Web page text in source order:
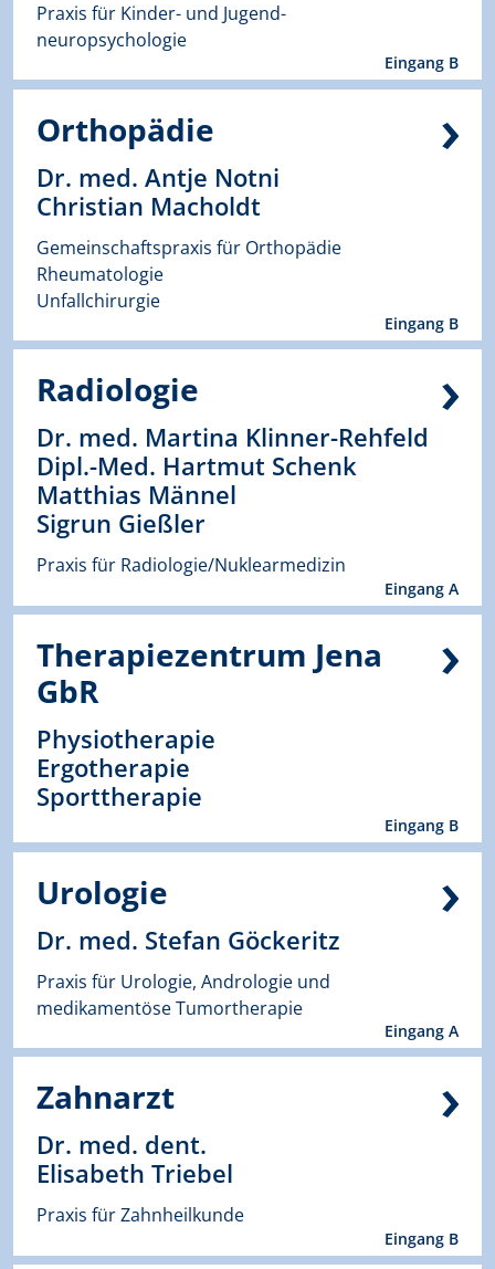
Praxis für Kinder- und Jugend-
neuropsychologie
Eingang B
Orthopädie
Dr. med. Antje Notni
Christian Macholdt
Gemeinschaftspraxis für Orthopädie
Rheumatologie
Unfallchirurgie
Eingang B
Radiologie
Dr. med. Martina Klinner-Rehfeld
Dipl.-Med. Hartmut Schenk
Matthias Männel
Sigrun Gießler
Praxis für Radiologie/Nuklearmedizin
Eingang A
Therapiezentrum Jena
GbR
Physiotherapie
Ergotherapie
Sporttherapie
Eingang B
Urologie
Dr. med. Stefan Göckeritz
Praxis für Urologie, Andrologie und
medikamentöse Tumortherapie
Eingang A
Zahnarzt
Dr. med. dent.
Elisabeth Triebel
Praxis für Zahnheilkunde
Eingang B